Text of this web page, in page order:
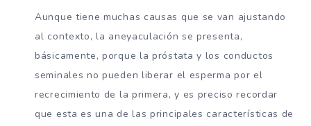
Aunque tiene muchas causas que se van ajustando
al contexto, la aneyaculación se presenta,
básicamente, porque la próstata y los conductos
seminales no pueden liberar el esperma por el
recrecimiento de la primera, y es preciso recordar
que esta es una de las principales características de